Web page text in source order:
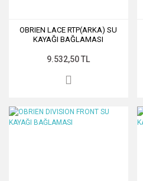
OBRIEN LACE RTP(ARKA) SU
KAYAĞI BAĞLAMASI
9.532,50 TL